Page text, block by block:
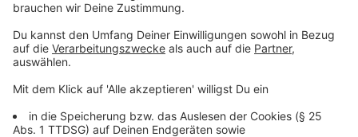
Anzeige
Anzeige